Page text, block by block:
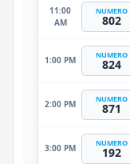
11:00
AM
NUMERO
802
1:00 PM NUMERO
824
2:00 PM NUMERO
871
3:00 PM NUMERO
192